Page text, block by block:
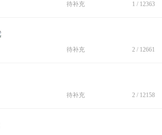
待补充 1 / 12363
待补充 2 / 12661
待补充 2 / 12158